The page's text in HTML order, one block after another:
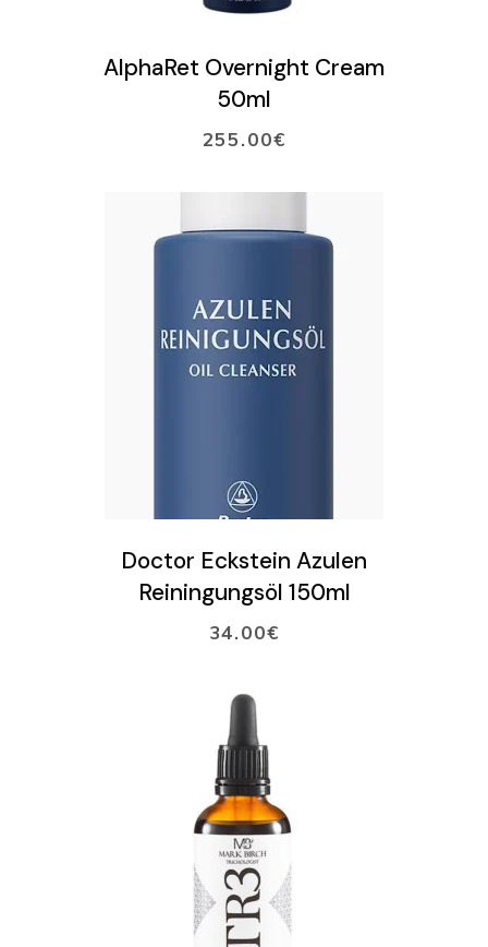
LISÄÄ OSTOSKORIIN
AlphaRet Overnight Cream
50ml
255.00€
LISÄÄ OSTOSKORIIN
Doctor Eckstein Azulen
Reiningungsöl 150ml
34.00€